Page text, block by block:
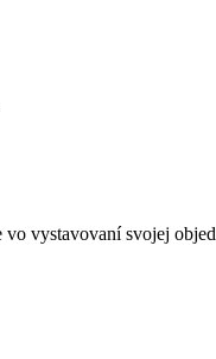
vo vystavovaní svojej